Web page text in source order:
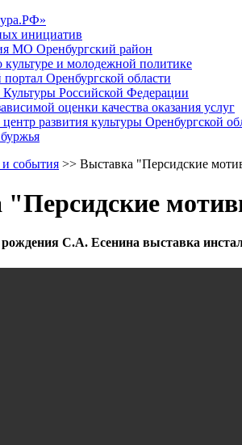
инициатив
МО Оренбургский район
культуре и молодежной политике
Оренбургской области
Российской Федерации
оценки качества оказания услуг
развития культуры Оренбургской
события >> Выставка "Персидские
"Персидские
С.А. Есенина выставка